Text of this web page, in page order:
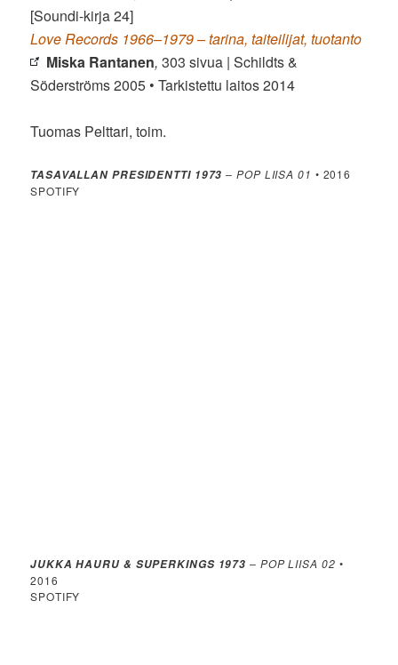
[Soundi-kirja 24]
Love Records 1966–1979 – tarina, taiteilijat, tuotanto
Miska Rantanen, 303 sivua | Schildts &
Söderströms 2005 • Tarkistettu laitos 2014
Tuomas Pelttari, toim.
TASAVALLAN PRESIDENTTI 1973 – POP LIISA 01 • 2016
SPOTIFY
JUKKA HAURU & SUPERKINGS 1973 – POP LIISA 02 •
2016
SPOTIFY